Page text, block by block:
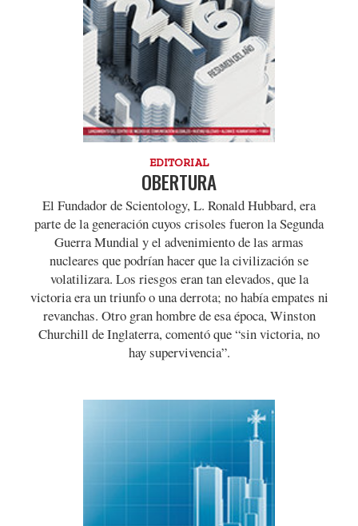
EDITORIAL
OBERTURA
El Fundador de Scientology, L. Ronald Hubbard, era
parte de la generación cuyos crisoles fueron la Segunda
Guerra Mundial y el advenimiento de las armas
nucleares que podrían hacer que la civilización se
volatilizara. Los riesgos eran tan elevados, que la
victoria era un triunfo o una derrota; no había empates ni
revanchas. Otro gran hombre de esa época, Winston
Churchill de Inglaterra, comentó que “sin victoria, no
hay supervivencia”.